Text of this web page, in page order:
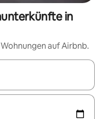
in
auf Airbnb.
navigiere mit den